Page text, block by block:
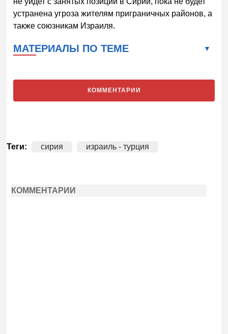
устранена угроза жителям приграничных районов, а
также союзникам Израиля.
МАТЕРИАЛЫ ПО ТЕМЕ
КОММЕНТАРИИ
Теги: сирия израиль - турция
КОММЕНТАРИИ